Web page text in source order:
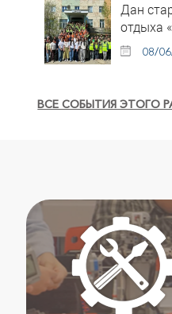
Дан
отдыха
08/
ВСЕ СОБЫТИЯ ЭТОГО